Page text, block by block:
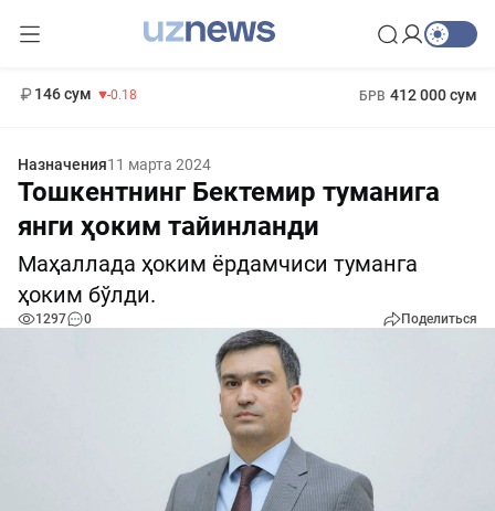
146 сум -0.18 БРВ 412 000 сум
Назначения11 марта 2024
Тошкентнинг Бектемир туманига
янги ҳоким тайинланди
Маҳаллада ҳоким ёрдамчиси туманга
ҳоким бўлди.
1297 0 Поделиться